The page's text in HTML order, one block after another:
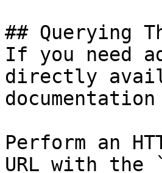
## Querying
If you need
directly
Perform an
URL with the